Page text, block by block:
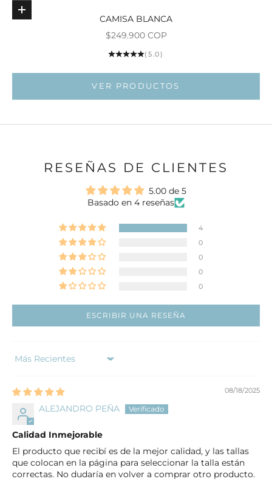
Ir al
Elige opciones
CAMISA BLANCA
Precio de oferta
$249.900 COP
(5.0)
VER PRODUCTOS
RESEÑAS DE CLIENTES
5.00 de 5
Basado en 4 reseñas
4
0
0
0
0
ESCRIBIR UNA RESEÑA
Sort by
08/18/2025
ALEJANDRO PEÑA
Calidad Inmejorable
El producto que recibí es de la mejor calidad, y las tallas
que colocan en la página para seleccionar la talla están
correctas. No dudaría en volver a comprar otro producto.